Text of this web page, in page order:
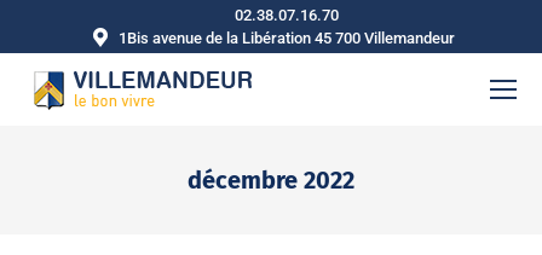
02.38.07.16.70
1Bis avenue de la Libération 45 700 Villemandeur
décembre 2022